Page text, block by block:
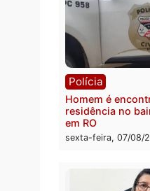
Polícia
Polícia
quilos de
motorista em
sexta-feira, 07/